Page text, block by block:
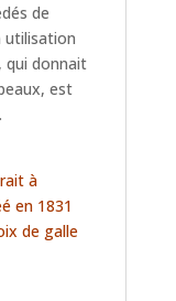
de
utilisation
qui donnait
est
à
en 1831
de galle